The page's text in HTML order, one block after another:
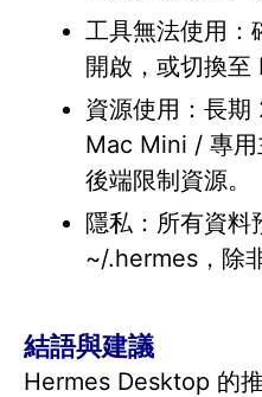
工具無法使用
開啟，或切換至
資源使用：長
Mac Mini / 專
後端限制資源。
隱私：所有資料
~/.hermes，除
結語與建議
Hermes Desktop 的